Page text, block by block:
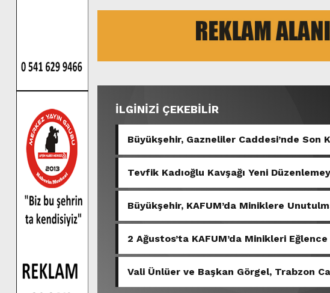
İLGİNİZİ ÇEKEBİLİR
Büyükşehir, Gazneliler Caddesi’nde
Tevfik Kadıoğlu Kavşağı Yeni
Büyükşehir, KAFUM’da Miniklere
2 Ağustos’ta KAFUM’da Minikleri
Vali Ünlüer ve Başkan Görgel, Trabzon